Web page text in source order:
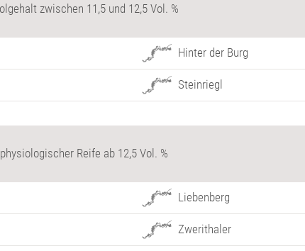
zwischen 11,5 und 12,5 Vol. %
Hinter der Burg
Steinriegl
Reife ab 12,5 Vol. %
Liebenberg
Zwerithaler